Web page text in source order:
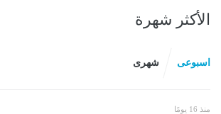
الأكثر شهرة
اسبوعى شهرى
منذ 16 يومًا